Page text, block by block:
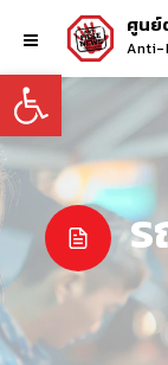
Open toolbar
ศูนย์
Anti-